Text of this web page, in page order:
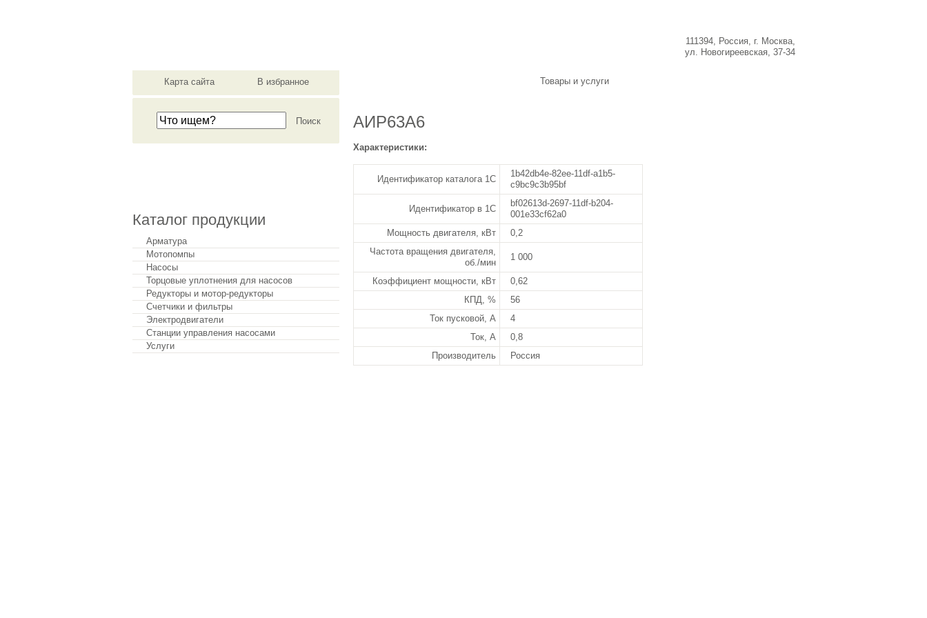
111394, Россия г. Москва,
ул. Новогиреевская, 37-34
Карта сайта В избранное Товары и услуги
АИР63А6
Характеристики:
Идентификатор каталога 1С
1b42db4e-82ee-11df-a1b5-
c9bc9c3b95bf
Идентификатор в 1С
bf02613d-2697-11df-b204-
001e33cf62a0
Мощность двигателя, кВт
0,2
Частота вращения двигателя,
об./мин
1 000
Коэффициент мощности, кВт
0,62
КПД, %
56
Ток пусковой, А
4
Ток, А
0,8
Производитель
Россия
Каталог продукции
Арматура
Мотопомпы
Насосы
Торцовые уплотнения для насосов
Редукторы и мотор-редукторы
Счетчики и фильтры
Электродвигатели
Станции управления насосами
Услуги